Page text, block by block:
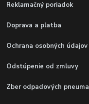
Reklamačný poriadok
Doprava a platba
Ochrana osobných údajov
Odstúpenie od zmluvy
Zber odpadových